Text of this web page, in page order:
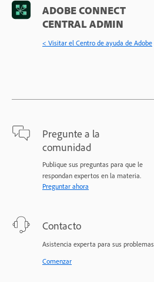
ADOBE CONNECT
CENTRAL ADMIN
< Visitar el Centro de ayuda de Adobe
Pregunte a la
comunidad
Publique sus preguntas para que le
respondan expertos en la materia.
Preguntar ahora
Contacto
Asistencia experta para sus problemas.
Comenzar